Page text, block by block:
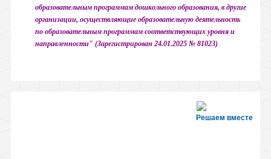
образовательным программам дошкольного образования, в другие
организации, осуществляющие образовательную деятельность
по образовательным программам соответствующих уровня и
направленности" (Зарегистрирован 24.01.2025 № 81023)
Решаем вместе